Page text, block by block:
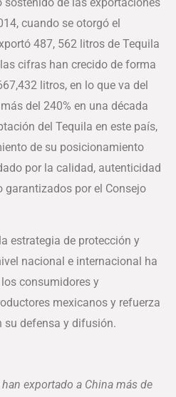
cuando se otorgó el
487, 562 litros de Tequila
cifras han crecido de forma
litros, en lo que va del
del 240% en una década
del Tequila en este país,
de su posicionamiento
por la calidad, autenticidad
por el Consejo
estrategia de protección y
nacional e internacional ha
consumidores y
mexicanos y refuerza
su defensa y difusión.
exportado a China más de